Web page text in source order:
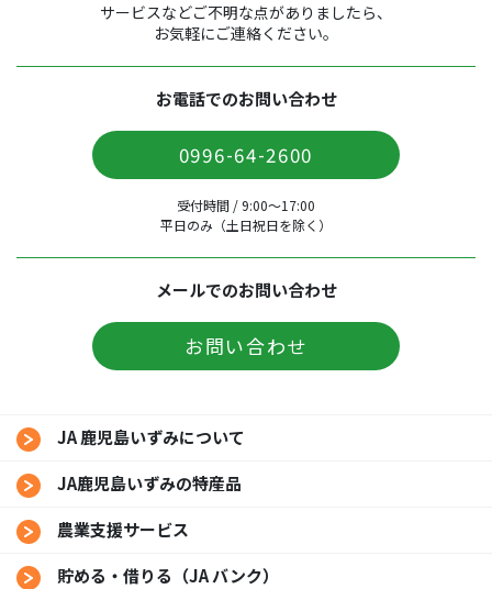
サービスなどご不明な点がありましたら、
お気軽にご連絡ください。
お電話でのお問い合わせ
0996-64-2600
受付時間 / 9:00〜17:00
平日のみ（土日祝日を除く）
メールでのお問い合わせ
お問い合わせ
JA 鹿児島いずみについて
JA鹿児島いずみの特産品
農業支援サービス
貯める・借りる（JA バンク）